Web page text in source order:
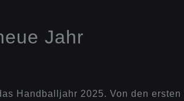
Jahr
Handballjahr 2025. Von den